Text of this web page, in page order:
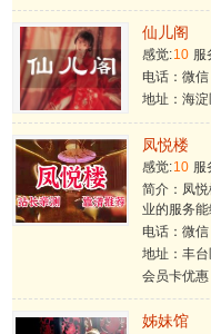
仙儿阁
感觉:10 服
电话：微
地址：海
凤悦楼
感觉:10 服
简介：凤
业的服务
电话：微
地址：丰
会员卡优
姊妹馆